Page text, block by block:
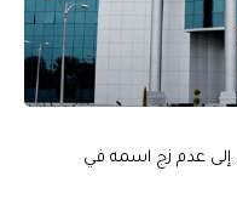
إلى عدم زج اسمه في